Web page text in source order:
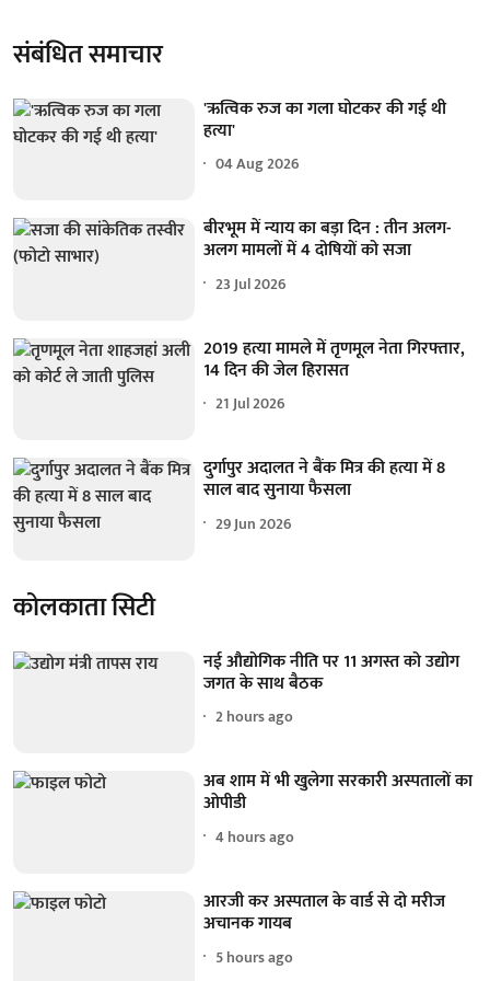
संबंधित समाचार
'ऋत्विक रुज का गला घोटकर की गई थी
हत्या'
04 Aug 2026
बीरभूम में न्याय का बड़ा दिन : तीन अलग-
अलग मामलों में 4 दोषियों को सजा
23 Jul 2026
2019 हत्या मामले में तृणमूल नेता गिरफ्तार,
14 दिन की जेल हिरासत
21 Jul 2026
दुर्गापुर अदालत ने बैंक मित्र की हत्या में 8
साल बाद सुनाया फैसला
29 Jun 2026
कोलकाता सिटी
नई औद्योगिक नीति पर 11 अगस्त को उद्योग
जगत के साथ बैठक
2 hours ago
अब शाम में भी खुलेगा सरकारी अस्पतालों का
ओपीडी
4 hours ago
आरजी कर अस्पताल के वार्ड से दो मरीज
अचानक गायब
5 hours ago